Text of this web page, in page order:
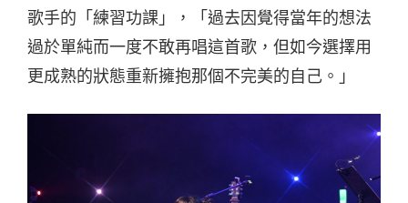
歌手的「練習功課」，「過去因覺得當年的想法
過於單純而一度不敢再唱這首歌，但如今選擇用
更成熟的狀態重新擁抱那個不完美的自己。」